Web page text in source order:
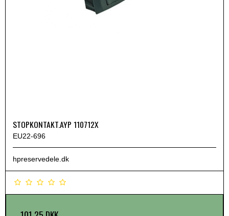
STOPKONTAKT.AYP 110712X
EU22-696
hpreservedele.dk